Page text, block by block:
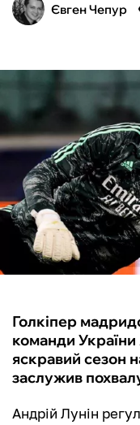
ТЕНІС
КІБЕРСПОРТ
ЧС-2026
ФУТЗАЛ
ІНШІ
БУКМЕКЕРИ
Євген Чепур
Голкіпер
команди
яскравий сезон
заслужив
Андрій Лунін